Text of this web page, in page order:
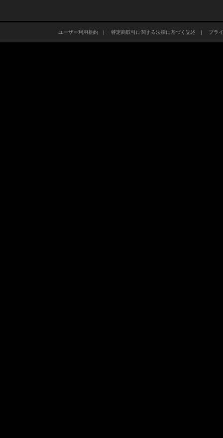
ユーザー利用規約| 特定商取引に関する法律に基づく記述 | プラ